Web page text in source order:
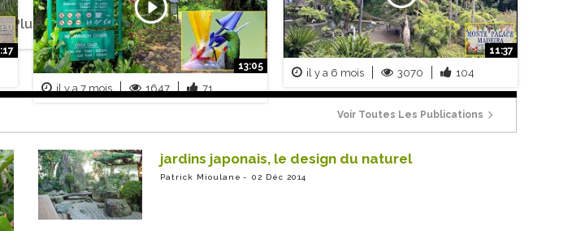
11:37
il y a 6 mois 3070 104
13:05
il y a 7 mois 1647 71
Plus
Voir Toutes Les Publications
jardins japonais, le design du naturel
Patrick Mioulane 02 Déc 2014